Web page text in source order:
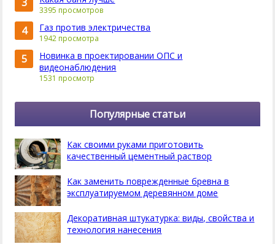
3395 просмотров
4 Газ против электричества
1942 просмотра
5
Новинка в проектировании ОПС и
видеонаблюдения
1531 просмотр
Популярные статьи
Как своими руками приготовить
качественный цементный раствор
Как заменить поврежденные бревна в
эксплуатируемом деревянном доме
Декоративная штукатурка: виды, свойства и
технология нанесения